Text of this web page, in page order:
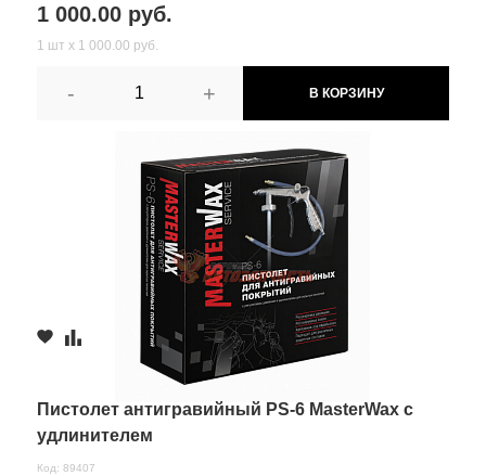
1 000.00 руб.
1 шт х 1 000.00 руб.
- + В КОРЗИНУ
Пистолет антигравийный PS-6 MasterWax с
удлинителем
Код: 89407